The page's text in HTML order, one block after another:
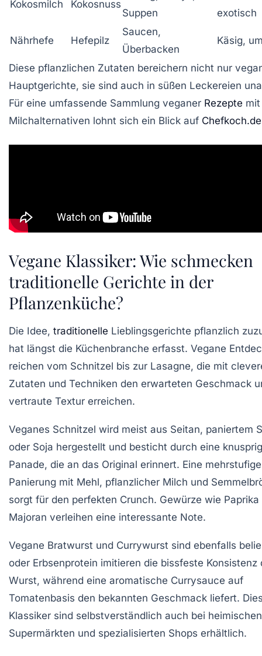
Kokosmilch Kokosnuss
Suppen
exotisch
Nährhefe Hefepilz
Saucen,
Überbacken
Käsig,
Diese pflanzlichen Zutaten bereichern nicht nur
Hauptgerichte, sie sind auch in süßen Leckereien
Für eine umfassende Sammlung veganer Rezepte mit
Milchalternativen lohnt sich ein Blick auf Chefkoch.de
Vegane Klassiker: Wie schmecken
traditionelle Gerichte in der
Pflanzenküche?
Die Idee, traditionelle Lieblingsgerichte pflanzlich
hat längst die Küchenbranche erfasst. Vegane
reichen vom Schnitzel bis zur Lasagne, die mit
Zutaten und Techniken den erwarteten Geschmack
vertraute Textur erreichen.
Veganes Schnitzel wird meist aus Seitan, paniertem
oder Soja hergestellt und besticht durch eine
Panade, die an das Original erinnert. Eine mehrstufige
Panierung mit Mehl, pflanzlicher Milch und
sorgt für den perfekten Crunch. Gewürze wie Paprika
Majoran verleihen eine interessante Note.
Vegane Bratwurst und Currywurst sind ebenfalls
oder Erbsenprotein imitieren die bissfeste Konsistenz
Wurst, während eine aromatische Currysauce auf
Tomatenbasis den bekannten Geschmack liefert.
Klassiker sind selbstverständlich auch bei heimischen
Supermärkten und spezialisierten Shops erhältlich.